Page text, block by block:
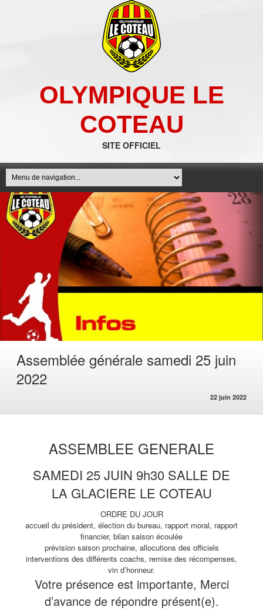
OLYMPIQUE LE
COTEAU
SITE OFFICIEL
Assemblée générale samedi 25 juin
2022
22 juin 2022
ASSEMBLEE GENERALE
SAMEDI 25 JUIN 9h30 SALLE DE
LA GLACIERE LE COTEAU
ORDRE DU JOUR
accueil du président, élection du bureau, rapport moral, rapport
financier, bilan saison écoulée
prévision saison prochaine, allocutions des officiels
interventions des différents coachs, remise des récompenses,
vin d’honneur.
Votre présence est importante, Merci
d’avance de répondre présent(e).